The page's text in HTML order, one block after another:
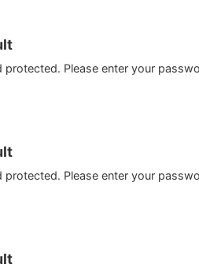
Please enter your
Please enter your